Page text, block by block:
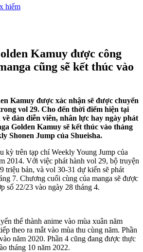
hiếm
Kamuy được công
cũng sẽ kết thúc vào
Kamuy được xác nhận sẽ được chuyển
vol 29. Cho đến thời điểm hiện tại
dàn diễn viên, nhân lực hay ngày phát
Golden Kamuy sẽ kết thúc vào tháng
Shonen Jump của Shueisha.
kỳ trên tạp chí Weekly Young Jump của
2014. Với việc phát hành vol 29, bộ truyện
triệu bản, và vol 30-31 dự kiến ​​sẽ phát
7. Chương cuối cùng của manga sẽ được
số 22/23 vào ngày 28 tháng 4.
thể thành anime vào mùa xuân năm
theo ra mắt vào mùa thu cùng năm. Phần
năm 2020. Phần 4 cũng đang được thực
tháng 10 năm 2022.